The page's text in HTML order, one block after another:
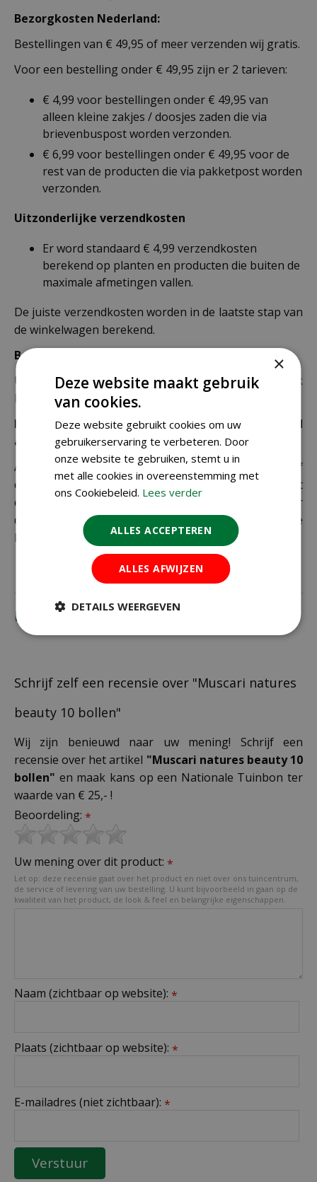
Bezorgkosten Nederland:
Bestellingen van € 49,95 of meer verzenden wij gratis.
Voor een bestelling onder € 49,95 zijn er 2 tarieven:
€ 4,99 voor bestellingen onder € 49,95 van
alleen kleine zakjes / doosjes zaden die via
brievenbuspost worden verzonden.
€ 6,99 voor bestellingen onder € 49,95 voor de
rest van de producten die via pakketpost worden
verzonden.
Uitzonderlijke verzendkosten
Er word standaard € 4,99 verzendkosten
berekend op planten en producten die buiten de
maximale afmetingen vallen.
De juiste verzendkosten worden in de laatste stap van
de winkelwagen berekend.
Bezorgkosten overige landen:
Uiteraard verzenden wij ook buiten Nederland,
bekijk
hier de verzendkosten.
Let op: extra kosten bij niet ophalen of verkeerd
adres
Als je je pakket niet ophaalt bij een PostNL-punt of
een verkeerd afleveradres invult, zijn wij genoodzaakt
extra kosten in rekening te brengen. Controleer
daarom altijd goed je adresgegevens voordat je je
bestelling plaatst.
Recensies
Schrijf zelf een recensie over "Muscari natures
beauty 10 bollen"
Wij zijn benieuwd naar uw mening! Schrijf een
recensie over het artikel "Muscari natures beauty 10
bollen" en maak kans op een Nationale Tuinbon ter
waarde van € 25,- !
Beoordeling: *
Uw mening over dit product: *
Let op: deze recensie gaat over het product en niet over ons tuincentrum,
de service of levering van uw bestelling. U kunt bijvoorbeeld in gaan op de
kwaliteit van het product, de look & feel en belangrijke eigenschappen.
Naam (zichtbaar op website): *
Plaats (zichtbaar op website): *
E-mailadres (niet zichtbaar): *
×
Deze website maakt gebruik
van cookies.
Deze website gebruikt cookies om uw
gebruikerservaring te verbeteren. Door
onze website te gebruiken, stemt u in
met alle cookies in overeenstemming met
ons Cookiebeleid. Lees verder
ALLES ACCEPTEREN
ALLES AFWIJZEN
DETAILS WEERGEVEN